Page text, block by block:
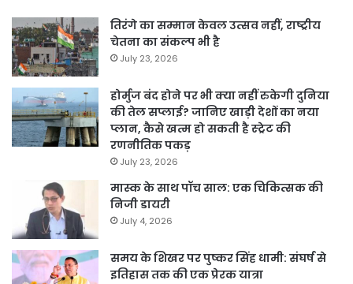
तिरंगे का सम्मान केवल उत्सव नहीं, राष्ट्रीय
चेतना का संकल्प भी है
July 23, 2026
होर्मुज बंद होने पर भी क्या नहीं रुकेगी दुनिया
की तेल सप्लाई? जानिए खाड़ी देशों का नया
प्लान, कैसे खत्म हो सकती है स्ट्रेट की
रणनीतिक पकड़
July 23, 2026
मास्क के साथ पॉच साल: एक चिकित्सक की
निजी डायरी
July 4, 2026
समय के शिखर पर पुष्कर सिंह धामी: संघर्ष से
इतिहास तक की एक प्रेरक यात्रा